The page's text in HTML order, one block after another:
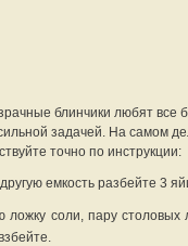
блинчики любят все
задачей. На самом
точно по инструкции:
емкость разбейте 3
ложку соли, пару